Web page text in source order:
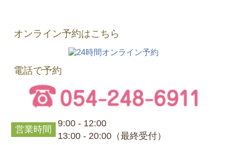
オンライン予約はこちら
電話で予約
営業時間
9:00 - 12:00
13:00 - 20:00（最終受付）